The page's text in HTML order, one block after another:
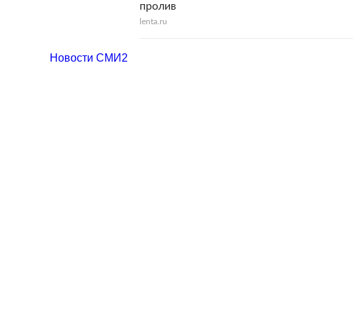
пролив
lenta.ru
Новости СМИ2